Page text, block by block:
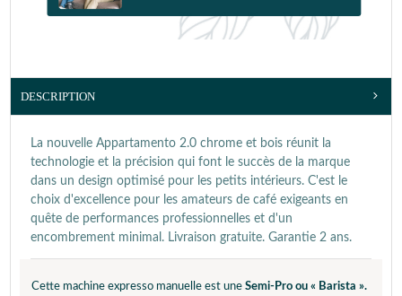
DESCRIPTION
La nouvelle Appartamento 2.0 chrome et bois réunit la
technologie et la précision qui font le succès de la marque
dans un design optimisé pour les petits intérieurs. C'est le
choix d'excellence pour les amateurs de café exigeants en
quête de performances professionnelles et d'un
encombrement minimal. Livraison gratuite. Garantie 2 ans.
Cette machine expresso manuelle est une Semi-Pro ou « Barista ».